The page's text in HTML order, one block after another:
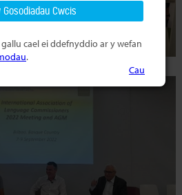
cael ei ddefnyddio ar y wefan
.
Cau